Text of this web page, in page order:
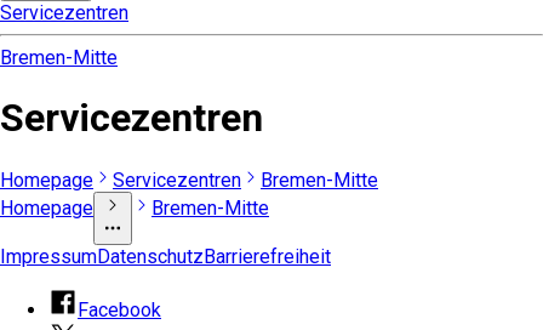
Servicezentren
Bremen-Mitte
Servicezentren
Homepage Servicezentren
Bremen-Mitte
Homepage
Bremen-Mitte
ImpressumDatenschutzBarrierefreiheit
Facebook